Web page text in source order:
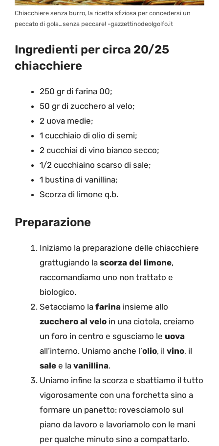
Chiacchiere senza burro, la ricetta sfiziosa per concedersi un
peccato di gola…senza peccare! -gazzettinodeolgolfo.it
Ingredienti per circa 20/25
chiacchiere
250 gr di farina 00;
50 gr di zucchero al velo;
2 uova medie;
1 cucchiaio di olio di semi;
2 cucchiai di vino bianco secco;
1/2 cucchiaino scarso di sale;
1 bustina di vanillina;
Scorza di limone q.b.
Preparazione
Iniziamo la preparazione delle chiacchiere
grattugiando la scorza del limone,
raccomandiamo uno non trattato e
biologico.
Setacciamo la farina insieme allo
zucchero al velo in una ciotola, creiamo
un foro in centro e sgusciamo le uova
all’interno. Uniamo anche l’olio, il vino, il
sale e la vanillina.
Uniamo infine la scorza e sbattiamo il tutto
vigorosamente con una forchetta sino a
formare un panetto: rovesciamolo sul
piano da lavoro e lavoriamolo con le mani
per qualche minuto sino a compattarlo.